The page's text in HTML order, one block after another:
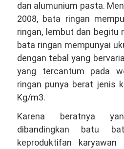
dan alumunium pasta.
2008, bata ringan
ringan, lembut dan begitu
bata ringan mempunyai
dengan tebal yang
yang tercantum pada
ringan punya berat jenis
Kg/m3.
Karena beratnya
dibandingkan batu
keproduktifan